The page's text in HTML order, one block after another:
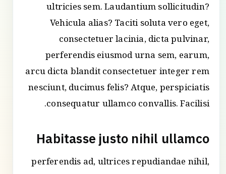
ultricies sem. Laudantium sollicitudin?
Vehicula alias? Taciti soluta vero eget,
consectetuer lacinia, dicta pulvinar,
perferendis eiusmod urna sem, earum,
arcu dicta blandit consectetuer integer rem
nesciunt, ducimus felis? Atque, perspiciatis
consequatur ullamco convallis. Facilisi.
Habitasse justo nihil ullamco
perferendis ad, ultrices repudiandae nihil,